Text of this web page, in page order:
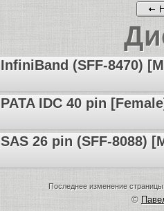
InfiniBand (SFF-8470)
PATA IDC 40 pin
SAS 26 pin (SFF-8088)
Последнее изменение
©